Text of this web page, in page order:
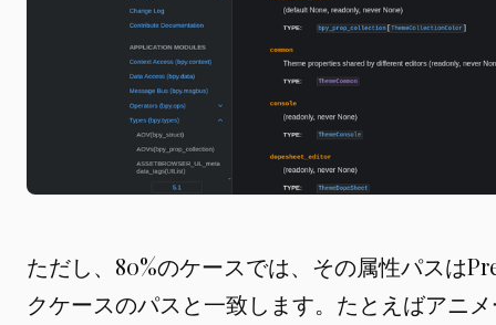
ただし、80%のケースでは、その属性パスは
クケースのパスと一致します。たとえばアニ